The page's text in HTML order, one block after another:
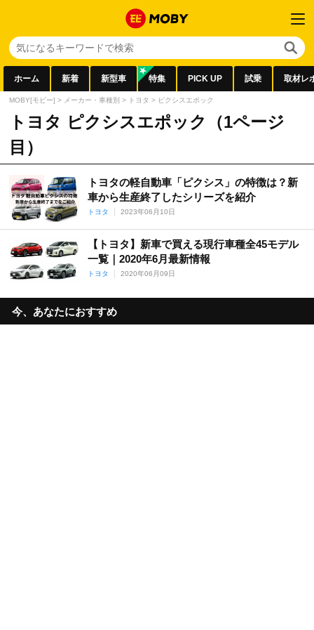
ホーム 新着 新型車 特集 PICK UP 試乗 取材レ
MOBY[モビー] > メーカー・車種別 > トヨタ > ピクシスエポック
トヨタ ピクシスエポック（1ページ
目）
トヨタの軽自動車「ピクシス」の特徴は？新
車から生産終了したシリーズを紹介
トヨタ 2023年06月10日
【トヨタ】新車で買える現行車種全45モデル
一覧｜2020年6月最新情報
トヨタ 2020年06月09日
今、あなたにおすすめ